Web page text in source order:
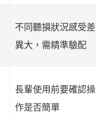
不同聽損狀況感受差
異大，需精準驗配
長輩使用前要確認操
作是否簡單